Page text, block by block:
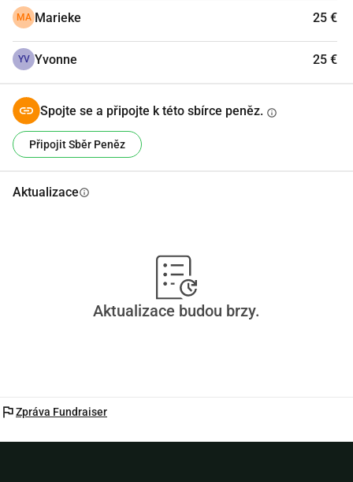
MA Marieke 25 €
YV Yvonne 25 €
Spojte se a připojte k této sbírce peněz. info
Připojit Sběr Peněz
Aktualizaceinfo
Aktualizace budou brzy.
flagZpráva Fundraiser